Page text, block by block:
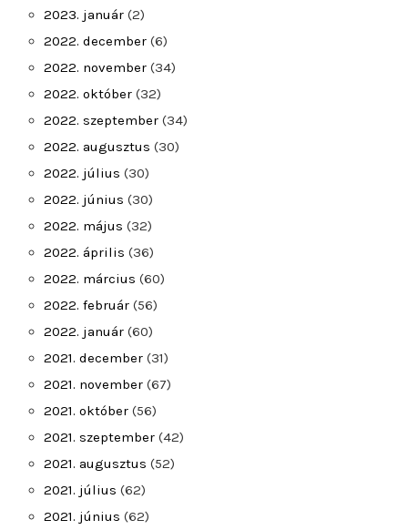
2023. január (2)
2022. december (6)
2022. november (34)
2022. október (32)
2022. szeptember (34)
2022. augusztus (30)
2022. július (30)
2022. június (30)
2022. május (32)
2022. április (36)
2022. március (60)
2022. február (56)
2022. január (60)
2021. december (31)
2021. november (67)
2021. október (56)
2021. szeptember (42)
2021. augusztus (52)
2021. július (62)
2021. június (62)